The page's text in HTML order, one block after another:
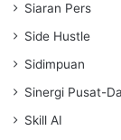
Siaran Pers
Side Hustle
Sidimpuan
Sinergi Pusat-
Skill AI